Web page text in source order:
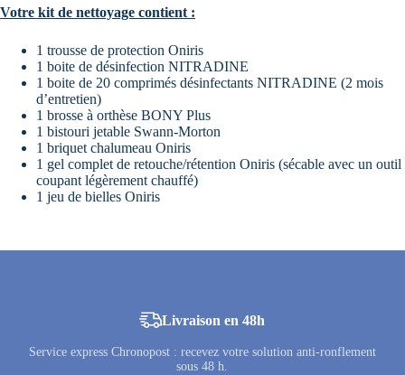
Votre kit de nettoyage contient :
1 trousse de protection Oniris
1 boite de désinfection NITRADINE
1 boite de 20 comprimés désinfectants NITRADINE (2 mois
d’entretien)
1 brosse à orthèse BONY Plus
1 bistouri jetable Swann-Morton
1 briquet chalumeau Oniris
1 gel complet de retouche/rétention Oniris (sécable avec un outil
coupant légèrement chauffé)
1 jeu de bielles Oniris
Livraison en 48h
Service express Chronopost : recevez votre solution anti-ronflement
sous 48 h.